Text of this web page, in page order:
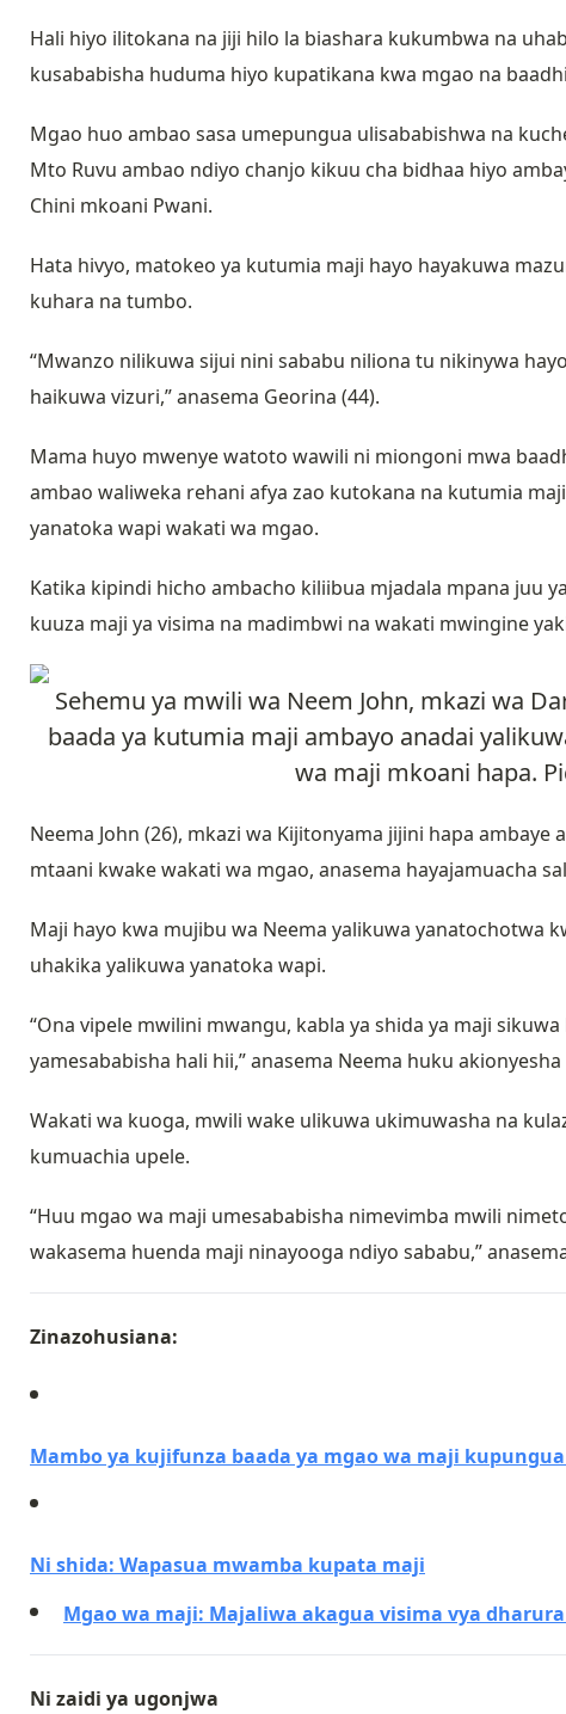
Hali hiyo ilitokana na jiji hilo la biashara kukumbwa na
kusababisha huduma hiyo kupatikana kwa mgao na
Mgao huo ambao sasa umepungua ulisababishwa na
Mto Ruvu ambao ndiyo chanjo kikuu cha bidhaa hiyo
Chini mkoani Pwani.
Hata hivyo, matokeo ya kutumia maji hayo hayakuwa
kuhara na tumbo.
“Mwanzo nilikuwa sijui nini sababu niliona tu nikinywa
haikuwa vizuri,” anasema Georina (44).
Mama huyo mwenye watoto wawili ni miongoni mwa
ambao waliweka rehani afya zao kutokana na kutumia
yanatoka wapi wakati wa mgao.
Katika kipindi hicho ambacho kiliibua mjadala mpana juu
kuuza maji ya visima na madimbwi na wakati mwingine
Sehemu ya mwili wa Neem John, mkazi wa
baada ya kutumia maji ambayo anadai
wa maji mkoani hapa.
Neema John (26), mkazi wa Kijitonyama jijini hapa
mtaani kwake wakati wa mgao, anasema hayajamuacha
Maji hayo kwa mujibu wa Neema yalikuwa yanatochotwa
uhakika yalikuwa yanatoka wapi.
“Ona vipele mwilini mwangu, kabla ya shida ya maji
yamesababisha hali hii,” anasema Neema huku
Wakati wa kuoga, mwili wake ulikuwa ukimuwasha na
kumuachia upele.
“Huu mgao wa maji umesababisha nimevimba mwili
wakasema huenda maji ninayooga ndiyo sababu,”
Zinazohusiana:
Mambo ya kujifunza baada ya mgao wa maji
Ni shida: Wapasua mwamba kupata maji
Mgao wa maji: Majaliwa akagua visima vya
Ni zaidi ya ugonjwa